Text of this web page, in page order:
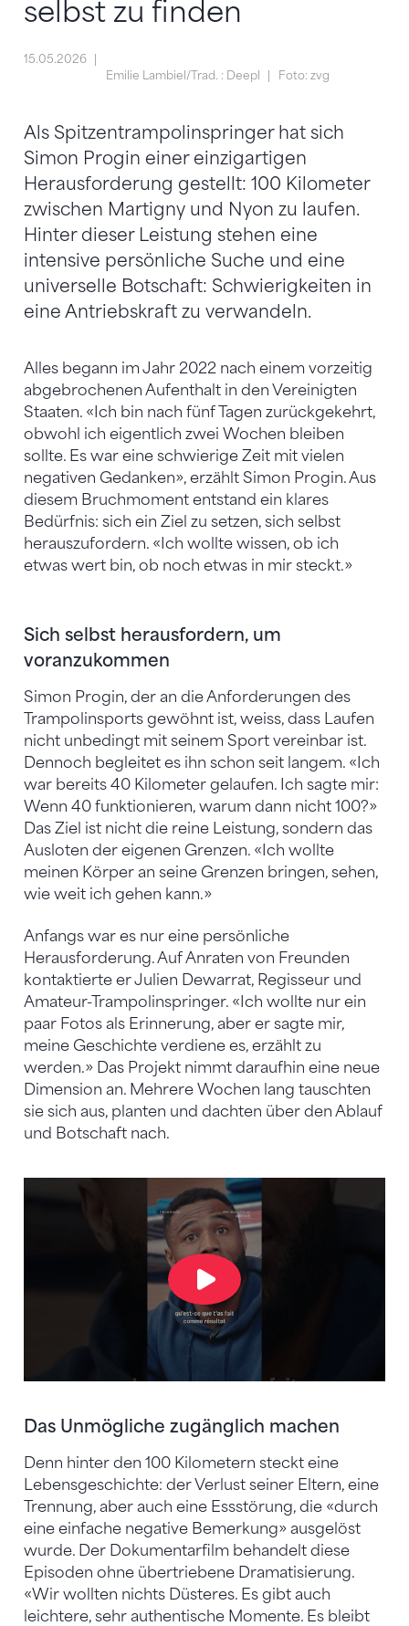
selbst zu finden
15.05.2026
Emilie Lambiel/Trad. : Deepl
Foto: zvg
Als Spitzentrampolinspringer hat sich
Simon Progin einer einzigartigen
Herausforderung gestellt: 100 Kilometer
zwischen Martigny und Nyon zu laufen.
Hinter dieser Leistung stehen eine
intensive persönliche Suche und eine
universelle Botschaft: Schwierigkeiten in
eine Antriebskraft zu verwandeln.
Alles begann im Jahr 2022 nach einem vorzeitig
abgebrochenen Aufenthalt in den Vereinigten
Staaten. «Ich bin nach fünf Tagen zurückgekehrt,
obwohl ich eigentlich zwei Wochen bleiben
sollte. Es war eine schwierige Zeit mit vielen
negativen Gedanken», erzählt Simon Progin. Aus
diesem Bruchmoment entstand ein klares
Bedürfnis: sich ein Ziel zu setzen, sich selbst
herauszufordern. «Ich wollte wissen, ob ich
etwas wert bin, ob noch etwas in mir steckt.»
Sich selbst herausfordern, um
voranzukommen
Simon Progin, der an die Anforderungen des
Trampolinsports gewöhnt ist, weiss, dass Laufen
nicht unbedingt mit seinem Sport vereinbar ist.
Dennoch begleitet es ihn schon seit langem. «Ich
war bereits 40 Kilometer gelaufen. Ich sagte mir:
Wenn 40 funktionieren, warum dann nicht 100?»
Das Ziel ist nicht die reine Leistung, sondern das
Ausloten der eigenen Grenzen. «Ich wollte
meinen Körper an seine Grenzen bringen, sehen,
wie weit ich gehen kann.»
Anfangs war es nur eine persönliche
Herausforderung. Auf Anraten von Freunden
kontaktierte er Julien Dewarrat, Regisseur und
Amateur-Trampolinspringer. «Ich wollte nur ein
paar Fotos als Erinnerung, aber er sagte mir,
meine Geschichte verdiene es, erzählt zu
werden.» Das Projekt nimmt daraufhin eine neue
Dimension an. Mehrere Wochen lang tauschten
sie sich aus, planten und dachten über den Ablauf
und Botschaft nach.
Das Unmögliche zugänglich machen
Denn hinter den 100 Kilometern steckt eine
Lebensgeschichte: der Verlust seiner Eltern, eine
Trennung, aber auch eine Essstörung, die «durch
eine einfache negative Bemerkung» ausgelöst
wurde. Der Dokumentarfilm behandelt diese
Episoden ohne übertriebene Dramatisierung.
«Wir wollten nichts Düsteres. Es gibt auch
leichtere, sehr authentische Momente. Es bleibt